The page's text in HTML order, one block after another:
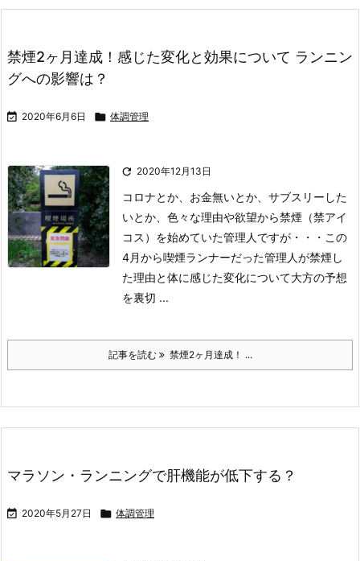
禁煙2ヶ月達成！感じた変化と効果について ランニン
グへの影響は？
 2020年6月6日  体調管理
 2020年12月13日
コロナとか、お金無いとか、サブスリーした
いとか、色々な理由や欲望から禁煙（禁アイ
コス）を始めていた管理人ですが・・・ この
4月から喫煙ランナーだった管理人が禁煙し
た理由と体に感じた変化について大方の予想
を裏切 ...
記事を読む 禁煙2ヶ月達成！ ...
マラソン・ランニングで肝機能が低下する？
 2020年5月27日  体調管理